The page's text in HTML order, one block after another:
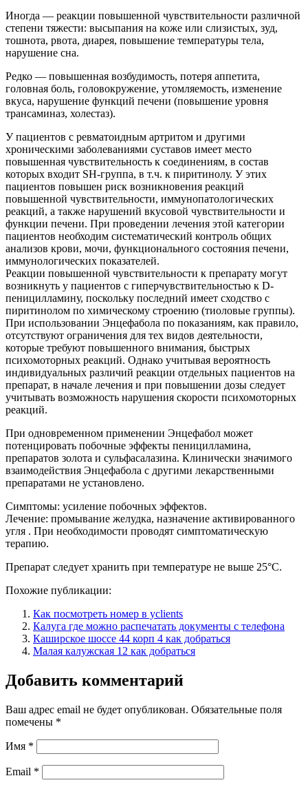
Иногда — реакции повышенной чувствительности различной
степени тяжести: высыпания на коже или слизистых, зуд,
тошнота, рвота, диарея, повышение температуры тела,
нарушение сна.
Редко — повышенная возбудимость, потеря аппетита,
головная боль, головокружение, утомляемость, изменение
вкуса, нарушение функций печени (повышение уровня
трансаминаз, холестаз).
У пациентов с ревматоидным артритом и другими
хроническими заболеваниями суставов имеет место
повышенная чувствительность к соединениям, в состав
которых входит SH-группа, в т.ч. к пиритинолу. У этих
пациентов повышен риск возникновения реакций
повышенной чувствительности, иммунопатологических
реакций, а также нарушений вкусовой чувствительности и
функции печени. При проведении лечения этой категории
пациентов необходим систематический контроль общих
анализов крови, мочи, функционального состояния печени,
иммунологических показателей.
Реакции повышенной чувствительности к препарату могут
возникнуть у пациентов с гиперчувствительностью к D-
пеницилламину, поскольку последний имеет сходство с
пиритинолом по химическому строению (тиоловые группы).
При использовании Энцефабола по показаниям, как правило,
отсутствуют ограничения для тех видов деятельности,
которые требуют повышенного внимания, быстрых
психомоторных реакций. Однако учитывая вероятность
индивидуальных различий реакции отдельных пациентов на
препарат, в начале лечения и при повышении дозы следует
учитывать возможность нарушения скорости психомоторных
реакций.
При одновременном применении Энцефабол может
потенцировать побочные эффекты пеницилламина,
препаратов золота и сульфасалазина. Клинически значимого
взаимодействия Энцефабола с другими лекарственными
препаратами не установлено.
Симптомы: усиление побочных эффектов.
Лечение: промывание желудка, назначение активированного
угля . При необходимости проводят симптоматическую
терапию.
Препарат следует хранить при температуре не выше 25°С.
Похожие публикации:
Как посмотреть номер в yclients
Калуга где можно распечатать документы с телефона
Каширское шоссе 44 корп 4 как добраться
Малая калужская 12 как добраться
Добавить комментарий
Ваш адрес email не будет опубликован. Обязательные поля
помечены *
Имя *
Email *